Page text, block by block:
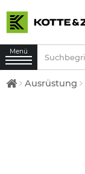
Menü
Ausrüstung